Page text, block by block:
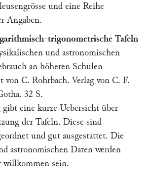
und eine Reihe
Angaben.
trigonometrische Tafeln
und astronomischen
an höheren Schulen
von C. Rohrbach. Verlag von C. F.
32 S.
eine kurze Uebersicht über
der Tafeln. Diese sind
und gut ausgestattet. Die
astronomischen Daten werden
willkommen sein.